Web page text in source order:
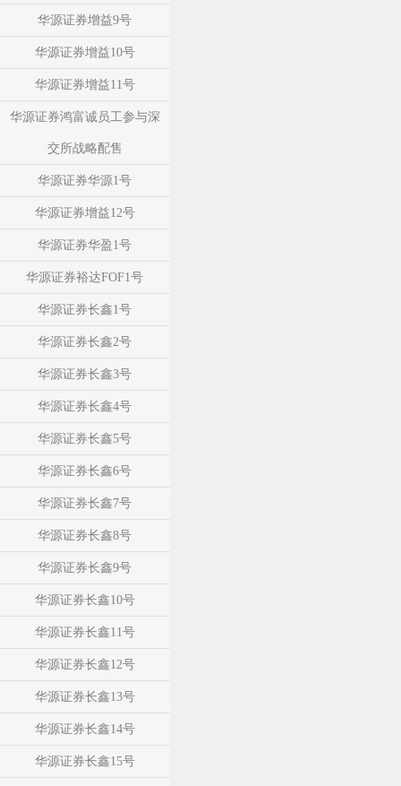
华源证券增益9号
华源证券增益10号
华源证券增益11号
华源证券鸿富诚员工参与深
交所战略配售
华源证券华源1号
华源证券增益12号
华源证券华盈1号
华源证券裕达FOF1号
华源证券长鑫1号
华源证券长鑫2号
华源证券长鑫3号
华源证券长鑫4号
华源证券长鑫5号
华源证券长鑫6号
华源证券长鑫7号
华源证券长鑫8号
华源证券长鑫9号
华源证券长鑫10号
华源证券长鑫11号
华源证券长鑫12号
华源证券长鑫13号
华源证券长鑫14号
华源证券长鑫15号